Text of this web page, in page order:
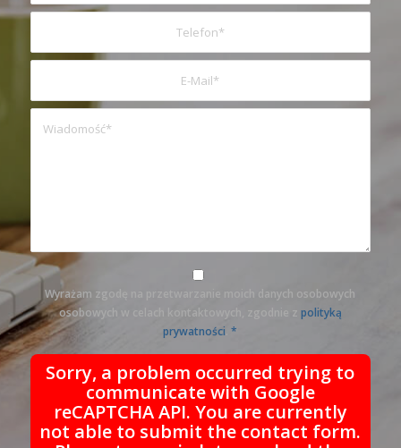
Wyrażam zgodę na przetwarzanie moich danych osobowych
osobowych w celach kontaktowych, zgodnie z polityką
prywatności .*
Sorry, a problem occurred trying to
communicate with Google
reCAPTCHA API. You are currently
not able to submit the contact form.